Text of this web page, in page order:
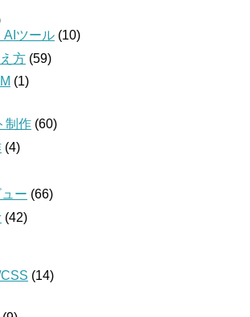
AIツール (10)
方 (59)
(1)
制作 (60)
(4)
ー (66)
(42)
(14)